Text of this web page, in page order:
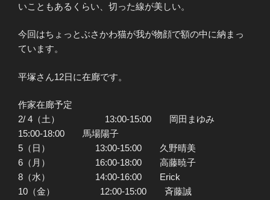
いこともあるくらい、切った線が美しい。
今回はちょっとぶさかわ猫が我が物顔で額の中に納まっ
ています。
平塚さん12日に在廊です。
作家在廊予定
2/ 4（土） 13:00-15:00 岡田まゆみ
15:00-18:00 馬場陽子
5（日） 13:00-15:00 久野晴美
6（月） 16:00-18:00 高藤暁子
8（水） 14:00-16:00 Erick
10（金） 12:00-15:00 斉藤誠